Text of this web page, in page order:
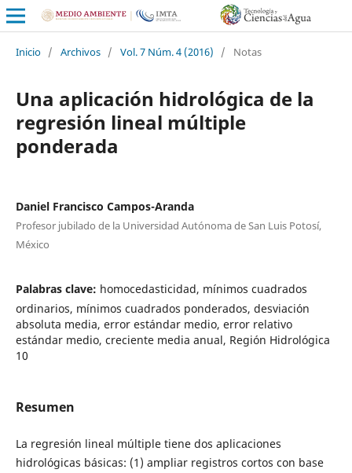
Inicio / Archivos / Vol. 7 Núm. 4 (2016) / Notas
Una aplicación hidrológica de la
regresión lineal múltiple
ponderada
Daniel Francisco Campos-Aranda
Profesor jubilado de la Universidad Autónoma de San Luis Potosí,
México
Palabras clave: homocedasticidad, mínimos cuadrados
ordinarios, mínimos cuadrados ponderados, desviación
absoluta media, error estándar medio, error relativo
estándar medio, creciente media anual, Región Hidrológica
10
Resumen
La regresión lineal múltiple tiene dos aplicaciones
hidrológicas básicas: (1) ampliar registros cortos con base